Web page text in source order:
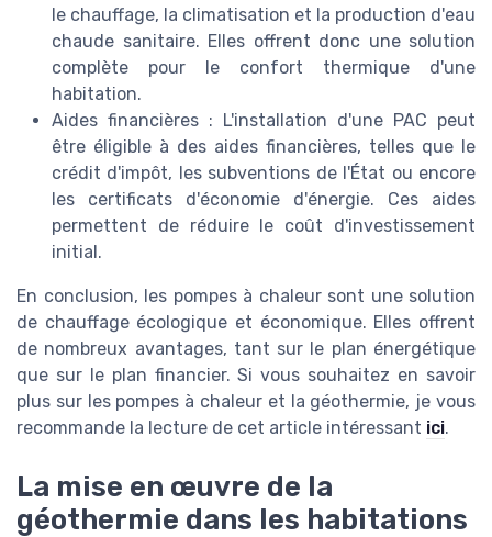
le chauffage, la climatisation et la production d'eau
chaude sanitaire. Elles offrent donc une solution
complète pour le confort thermique d'une
habitation.
Aides financières : L'installation d'une PAC peut
être éligible à des aides financières, telles que le
crédit d'impôt, les subventions de l'État ou encore
les certificats d'économie d'énergie. Ces aides
permettent de réduire le coût d'investissement
initial.
En conclusion, les pompes à chaleur sont une solution
de chauffage écologique et économique. Elles offrent
de nombreux avantages, tant sur le plan énergétique
que sur le plan financier. Si vous souhaitez en savoir
plus sur les pompes à chaleur et la géothermie, je vous
recommande la lecture de cet article intéressant ici.
La mise en œuvre de la
géothermie dans les habitations